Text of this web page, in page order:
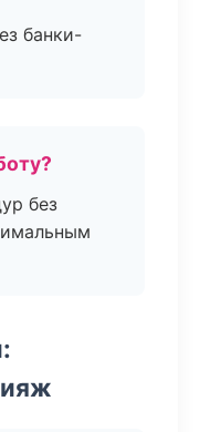
банки-
без